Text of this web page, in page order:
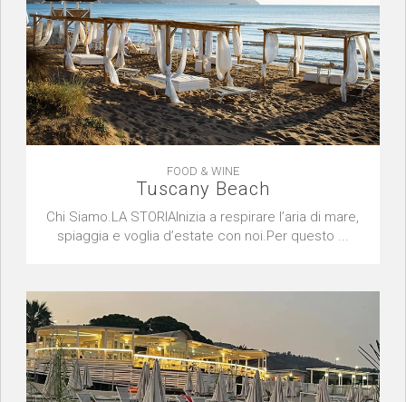
FOOD & WINE
Tuscany Beach
Chi Siamo.LA STORIAInizia a respirare l’aria di mare,
spiaggia e voglia d’estate con noi.Per questo ...